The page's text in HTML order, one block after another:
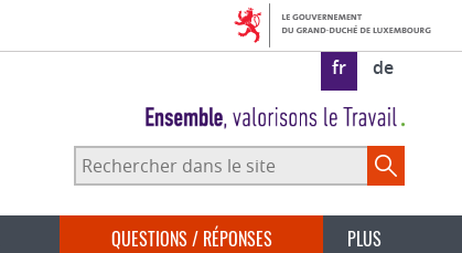
fr de
Rechercher
dans
QUESTIONS / RÉPONSES PLUS